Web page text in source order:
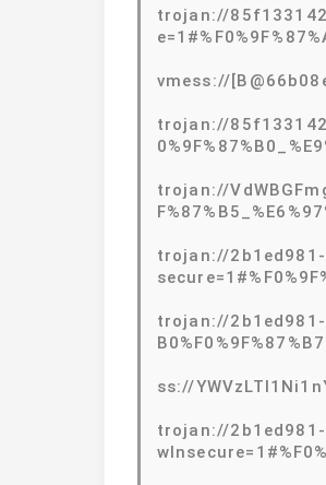
trojan://
vmess://
trojan://
trojan://
trojan://
trojan://2b1ed981-
ss://
trojan://